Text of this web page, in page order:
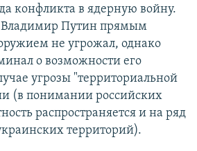
конфликта в ядерную войну.
Владимир Путин прямым
не угрожал, однако
о возможности его
угрозы "территориальной
(в понимании российских
распространяется и на ряд
территорий).